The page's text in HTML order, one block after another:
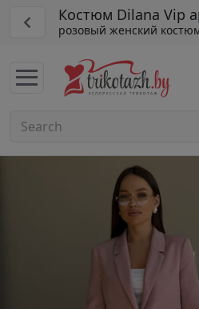
Костюм Dilana Vip
розовый женский